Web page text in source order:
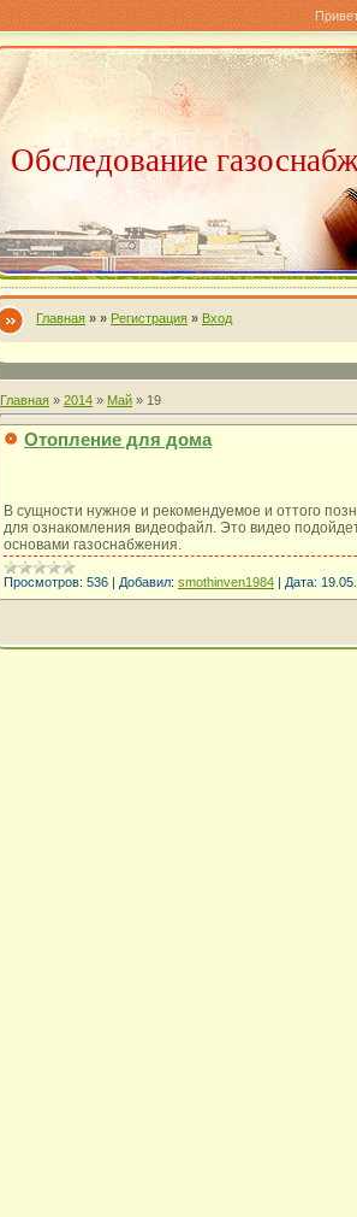
Обследование
Главная » » Регистрация » Вход
Главная » 2014 » Май » 19
Отопление для дома
В сущности нужное и рекомендуемое и оттого
для ознакомления видеофайл. Это видео
основами газоснабжения.
Просмотров: 536 | Добавил: smothinven1984 | Дата: